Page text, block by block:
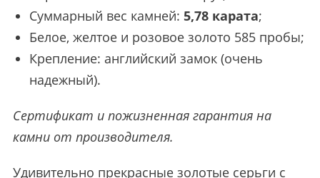
Суммарный вес камней: 5,78 карата;
Белое, желтое и розовое золото 585 пробы;
Крепление: английский замок (очень
надежный).
Сертификат и пожизненная гарантия на
камни от производителя.
Удивительно прекрасные золотые серьги с